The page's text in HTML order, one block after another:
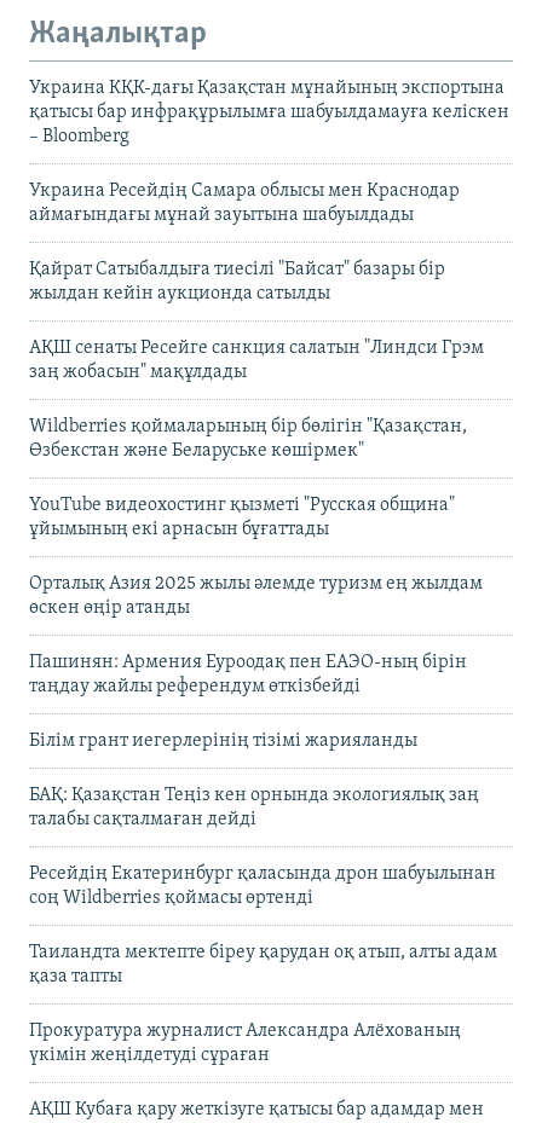
Жаңалықтар
Украина КҚК-дағы Қазақстан мұнайының экспортына
қатысы бар инфрақұрылымға шабуылдамауға келіскен
– Bloomberg
Украина Ресейдің Самара облысы мен Краснодар
аймағындағы мұнай зауытына шабуылдады
Қайрат Сатыбалдыға тиесілі "Байсат" базары бір
жылдан кейін аукционда сатылды
АҚШ сенаты Ресейге санкция салатын "Линдси Грэм
заң жобасын" мақұлдады
Wildberries қоймаларының бір бөлігін "Қазақстан,
Өзбекстан және Беларуське көшірмек"
YouTube видеохостинг қызметі "Русская община"
ұйымының екі арнасын бұғаттады
Орталық Азия 2025 жылы әлемде туризм ең жылдам
өскен өңір атанды
Пашинян: Армения Еуроодақ пен ЕАЭО-ның бірін
таңдау жайлы референдум өткізбейді
Білім грант иегерлерінің тізімі жарияланды
БАҚ: Қазақстан Теңіз кен орнында экологиялық заң
талабы сақталмаған дейді
Ресейдің Екатеринбург қаласында дрон шабуылынан
соң Wildberries қоймасы өртенді
Таиландта мектепте біреу қарудан оқ атып, алты адам
қаза тапты
Прокуратура журналист Александра Алёхованың
үкімін жеңілдетуді сұраған
АҚШ Кубаға қару жеткізуге қатысы бар адамдар мен